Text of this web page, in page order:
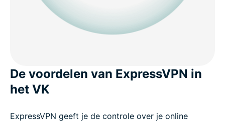
De voordelen van ExpressVPN in
het VK
ExpressVPN geeft je de controle over je online